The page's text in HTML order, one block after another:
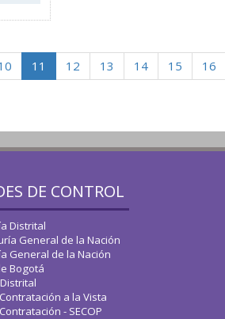
11 12 13 14 15 16
DE CONTROL
Distrital
General de la Nación
General de la Nación
Bogotá
a la Vista
- SECOP